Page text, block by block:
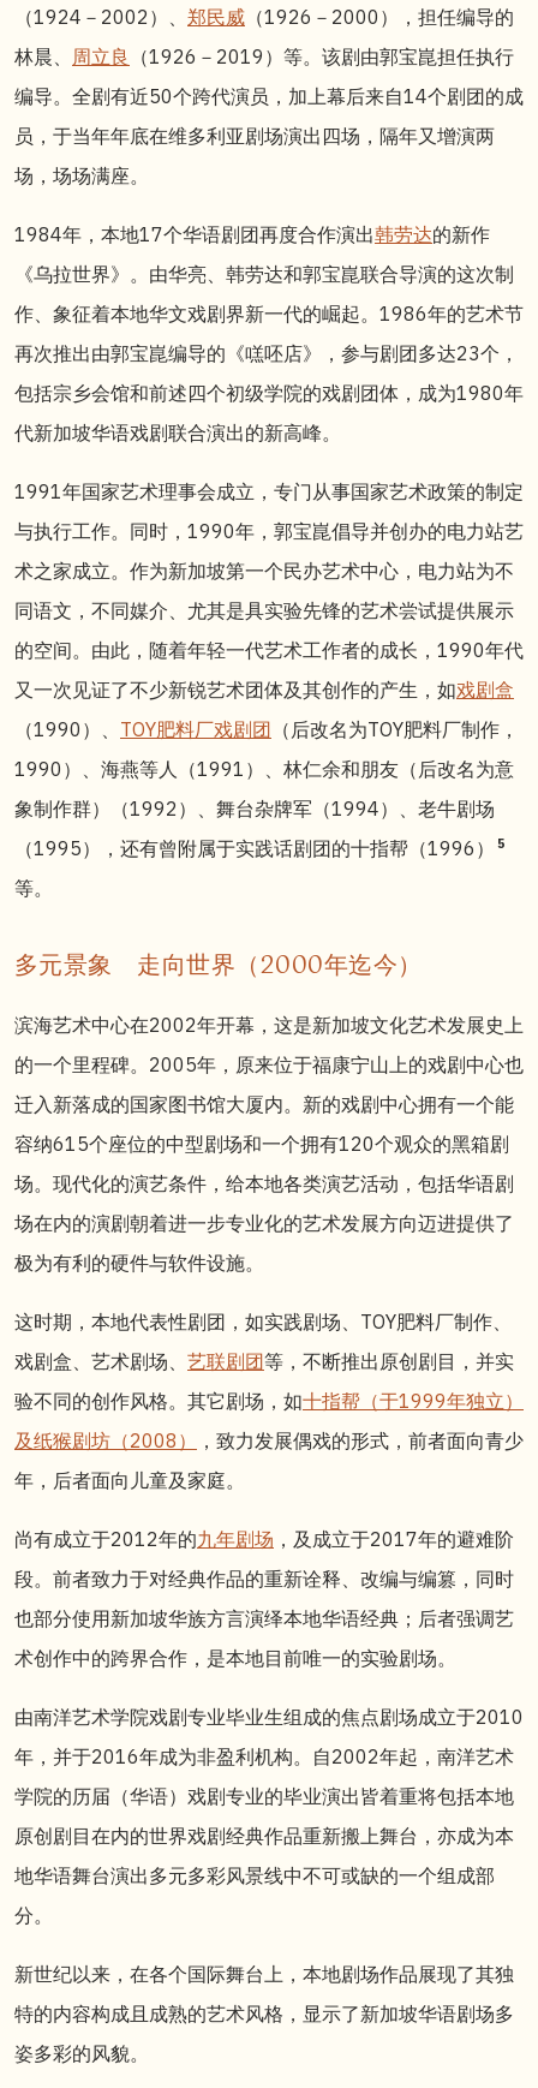
（1924－2002）、 郑民威 （1926－2000），担任编导的
林晨、 周立良
（1926－2019）等。该剧由郭宝崑担任执行
编导。全剧有近50个跨代演员，加上幕后来自14个剧团的成
员，于当年年底在维多利亚剧场演出四场，隔年又增演两
场，场场满座。
1984年，本地17个华语剧团再度合作演出韩劳达的新作
《乌拉世界》。由华亮、韩劳达和郭宝崑联合导演的这次制
作、象征着本地华文戏剧界新一代的崛起。1986年的艺术节
再次推出由郭宝崑编导的《㗝呸店》，参与剧团多达23个，
包括宗乡会馆和前述四个初级学院的戏剧团体，成为1980年
代新加坡华语戏剧联合演出的新高峰。
1991年国家艺术理事会成立，专门从事国家艺术政策的制定
与执行工作。同时，1990年，郭宝崑倡导并创办的电力站艺
术之家成立。作为新加坡第一个民办艺术中心，电力站为不
同语文，不同媒介、尤其是具实验先锋的艺术尝试提供展示
的空间。由此，随着年轻一代艺术工作者的成长，1990年代
又一次见证了不少新锐艺术团体及其创作的产生，如戏剧盒
（1990）、 TOY肥料厂戏剧团 （后改名为TOY肥料厂制作，
1990）、海燕等人（1991）、林仁余和朋友（后改名为意
象制作群）（1992）、舞台杂牌军（1994）、老牛剧场
（1995），还有曾附属于实践话剧团的十指帮（1996）
5
等。
多元景象 走向世界（2000年迄今）
滨海艺术中心在2002年开幕，这是新加坡文化艺术发展史上
的一个里程碑。2005年，原来位于福康宁山上的戏剧中心也
迁入新落成的国家图书馆大厦内。新的戏剧中心拥有一个能
容纳615个座位的中型剧场和一个拥有120个观众的黑箱剧
场。现代化的演艺条件，给本地各类演艺活动，包括华语剧
场在内的演剧朝着进一步专业化的艺术发展方向迈进提供了
极为有利的硬件与软件设施。
这时期，本地代表性剧团，如实践剧场、TOY肥料厂制作、
戏剧盒、艺术剧场、 艺联剧团等，不断推出原创剧目，并实
验不同的创作风格。其它剧场，如十指帮（于1999年独立）
及纸猴剧坊（2008）
，致力发展偶戏的形式，前者面向青少
年，后者面向儿童及家庭。
尚有成立于2012年的九年剧场 ，及成立于2017年的避难阶
段。前者致力于对经典作品的重新诠释、改编与编篡，同时
也部分使用新加坡华族方言演绎本地华语经典；后者强调艺
术创作中的跨界合作，是本地目前唯一的实验剧场。
由南洋艺术学院戏剧专业毕业生组成的焦点剧场成立于2010
年，并于2016年成为非盈利机构。自2002年起，南洋艺术
学院的历届（华语）戏剧专业的毕业演出皆着重将包括本地
原创剧目在内的世界戏剧经典作品重新搬上舞台， 亦成为本
地华语舞台演出多元多彩风景线中不可或缺的一个组成部
分。
新世纪以来，在各个国际舞台上，本地剧场作品展现了其独
特的内容构成且成熟的艺术风格，显示了新加坡华语剧场多
姿多彩的风貌。